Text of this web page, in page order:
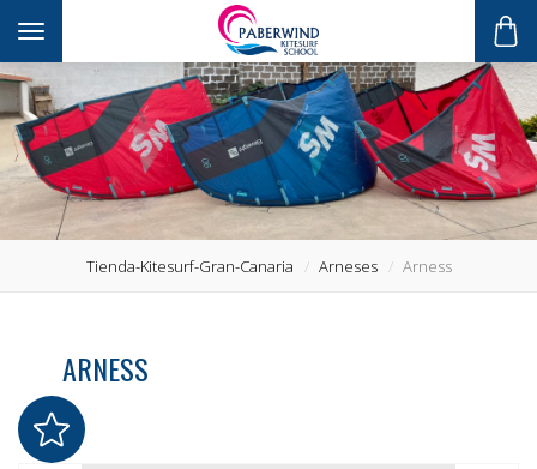
Toggle navigation
Tienda-Kitesurf-Gran-Canaria Arneses Arness
ARNESS